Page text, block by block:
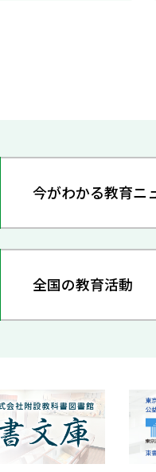
今がわかる教育ニ
全国の教育活動